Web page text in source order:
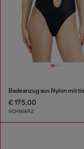
€ 175,00
SCHWARZ